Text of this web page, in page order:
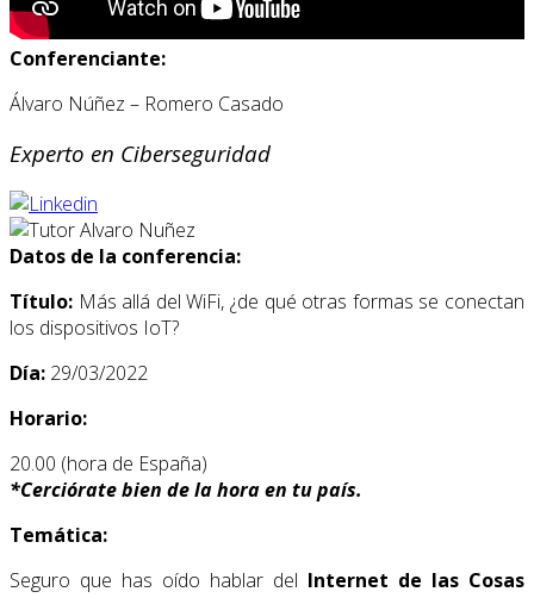
Conferenciante:
Álvaro Núñez – Romero Casado
Experto en Ciberseguridad
Datos de la conferencia:
Título: Más allá del WiFi, ¿de qué otras formas se conectan
los dispositivos IoT?
Día: 29/03/2022
Horario:
20.00 (hora de España)
*Cerciórate bien de la hora en tu país.
Temática:
Seguro que has oído hablar del Internet de las Cosas